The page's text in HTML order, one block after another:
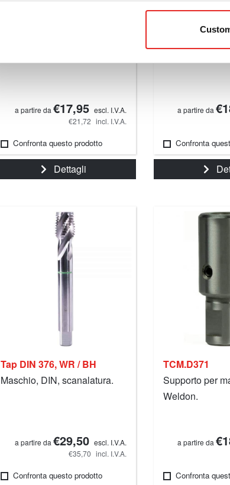
a partire da €17,95 escl. I.V.A.
€21,72 incl. I.V.A.
Confronta questo prodotto
Dettagli
Tap DIN 376,
Maschio, DIN,
a partire da
Confronta
Tap DIN 376, WR / BH
Maschio, DIN, scanalatura.
a partire da €29,50 escl. I.V.A.
€35,70 incl. I.V.A.
Confronta questo prodotto
TCM.D371
Supporto per
Weldon.
a partire da
Confronta